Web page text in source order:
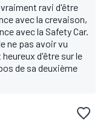
ravi d'être
avec la crevaison,
avec la Safety Car.
ne pas avoir vu
d'être sur le
de sa deuxième